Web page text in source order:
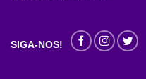
SIGA-NOS!